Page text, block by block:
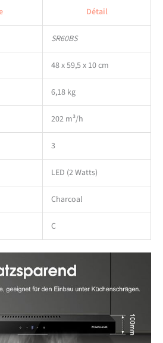
Détail
SR60BS
48 x 59,5 x 10 cm
6,18 kg
202 m³/h
3
LED (2 Watts)
Charcoal
C